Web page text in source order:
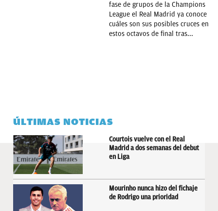
fase de grupos de la Champions
League el Real Madrid ya conoce
cuáles son sus posibles cruces en
estos octavos de final tras...
ÚLTIMAS NOTICIAS
Courtois vuelve con el Real
Madrid a dos semanas del debut
en Liga
Mourinho nunca hizo del fichaje
de Rodrigo una prioridad